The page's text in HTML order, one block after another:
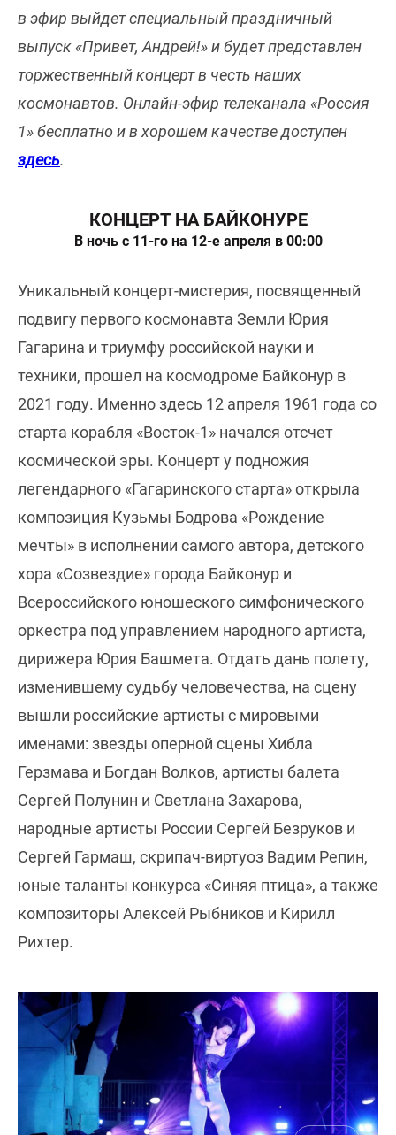
в эфир выйдет специальный праздничный
выпуск «Привет, Андрей!» и будет представлен
торжественный концерт в честь наших
космонавтов. Онлайн-эфир телеканала «Россия
1» бесплатно и в хорошем качестве доступен
здесь.
КОНЦЕРТ НА БАЙКОНУРЕ
В ночь с 11-го на 12-е апреля в 00:00
Уникальный концерт-мистерия, посвященный
подвигу первого космонавта Земли Юрия
Гагарина и триумфу российской науки и
техники, прошел на космодроме Байконур в
2021 году. Именно здесь 12 апреля 1961 года со
старта корабля «Восток-1» начался отсчет
космической эры. Концерт у подножия
легендарного «Гагаринского старта» открыла
композиция Кузьмы Бодрова «Рождение
мечты» в исполнении самого автора, детского
хора «Созвездие» города Байконур и
Всероссийского юношеского симфонического
оркестра под управлением народного артиста,
дирижера Юрия Башмета. Отдать дань полету,
изменившему судьбу человечества, на сцену
вышли российские артисты с мировыми
именами: звезды оперной сцены Хибла
Герзмава и Богдан Волков, артисты балета
Сергей Полунин и Светлана Захарова,
народные артисты России Сергей Безруков и
Сергей Гармаш, скрипач-виртуоз Вадим Репин,
юные таланты конкурса «Синяя птица», а также
композиторы Алексей Рыбников и Кирилл
Рихтер.